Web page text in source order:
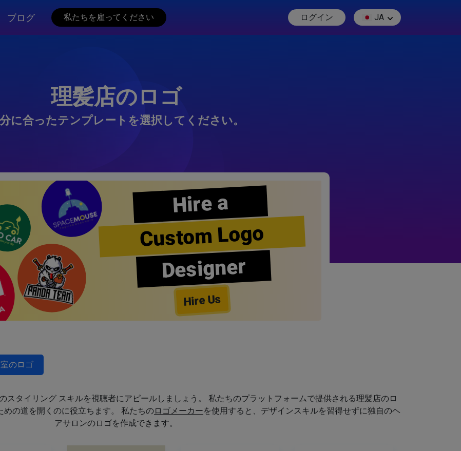
ブログ 私たちを雇ってください ログイン JA
理髪店のロゴ
に合ったテンプレートを選択してください。
Hire a
Custom Logo
Designer
Hire Us
のロゴ
スタイリング スキルを視聴者にアピールしましょう。 私たちのプラットフォームで提供される理髪店のロ
の道を開くのに役立ちます。 私たちのロゴメーカーを使用すると、デザインスキルを習得せずに独自のヘ
アサロンのロゴを作成できます。